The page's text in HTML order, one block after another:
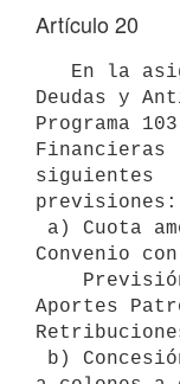
Artículo 20
Deudas y
Programa
siguientes
previsiones:
Convenio
Aportes